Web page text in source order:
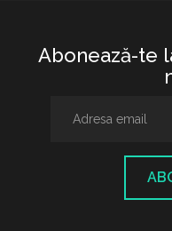
Abonează-te